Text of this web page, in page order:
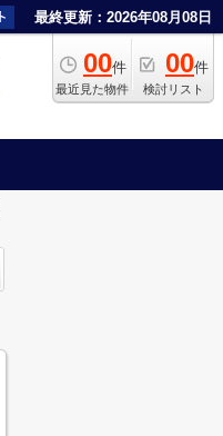
最終更新：2026年08月08日
00件
最近見た物件
00件
検討リスト